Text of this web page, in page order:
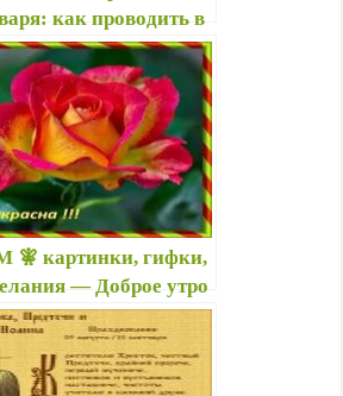
как проводить в
приметы,
удачи
картинки, гифки,
— Доброе утро
дня — Приметы на